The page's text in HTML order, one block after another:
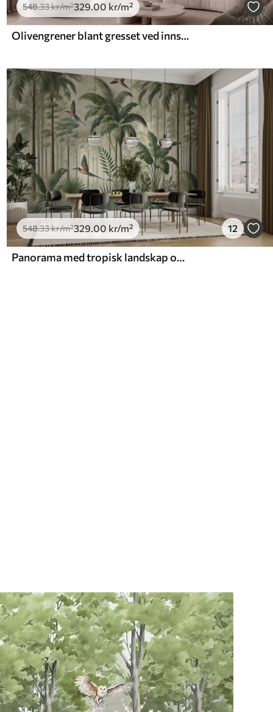
548.33kr/m²329.00 kr/m²
Olivengrener blant gresset ved innsjøen
548.33kr/m²329 .00 kr/m² 12
Panorama med tropisk landskap og fugler